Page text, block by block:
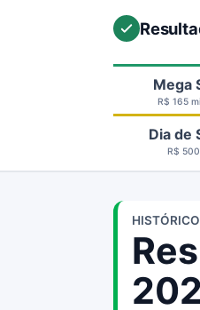
Mega
R$ 165
Dia de
R$